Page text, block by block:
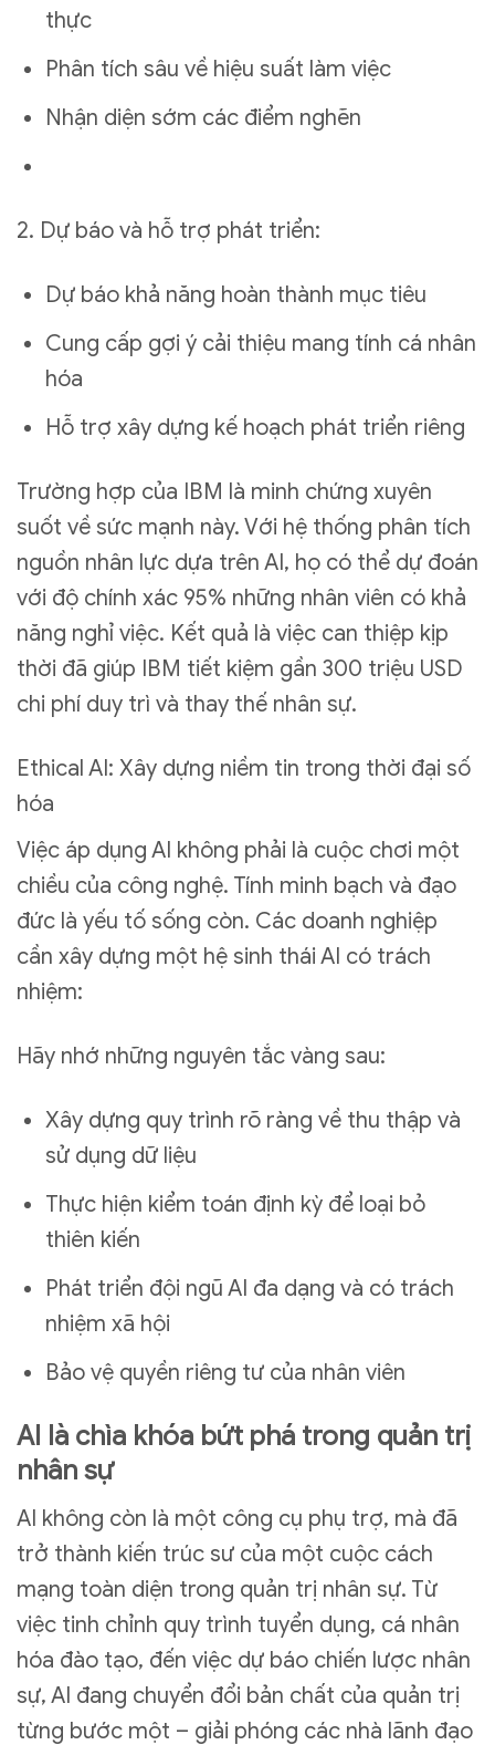
thực
Phân tích sâu về hiệu suất làm việc
Nhận diện sớm các điểm nghẽn
2. Dự báo và hỗ trợ phát triển:
Dự báo khả năng hoàn thành mục tiêu
Cung cấp gợi ý cải thiệu mang tính cá nhân
hóa
Hỗ trợ xây dựng kế hoạch phát triển riêng
Trường hợp của IBM là minh chứng xuyên
suốt về sức mạnh này. Với hệ thống phân tích
nguồn nhân lực dựa trên AI, họ có thể dự đoán
với độ chính xác 95% những nhân viên có khả
năng nghỉ việc. Kết quả là việc can thiệp kịp
thời đã giúp IBM tiết kiệm gần 300 triệu USD
chi phí duy trì và thay thế nhân sự.
Ethical AI: Xây dựng niềm tin trong thời đại số
hóa
Việc áp dụng AI không phải là cuộc chơi một
chiều của công nghệ. Tính minh bạch và đạo
đức là yếu tố sống còn. Các doanh nghiệp
cần xây dựng một hệ sinh thái AI có trách
nhiệm:
Hãy nhớ những nguyên tắc vàng sau:
Xây dựng quy trình rõ ràng về thu thập và
sử dụng dữ liệu
Thực hiện kiểm toán định kỳ để loại bỏ
thiên kiến
Phát triển đội ngũ AI đa dạng và có trách
nhiệm xã hội
Bảo vệ quyền riêng tư của nhân viên
AI là chìa khóa bứt phá trong quản trị
nhân sự
AI không còn là một công cụ phụ trợ, mà đã
trở thành kiến trúc sư của một cuộc cách
mạng toàn diện trong quản trị nhân sự. Từ
việc tinh chỉnh quy trình tuyển dụng, cá nhân
hóa đào tạo, đến việc dự báo chiến lược nhân
sự, AI đang chuyển đổi bản chất của quản trị
từng bước một – giải phóng các nhà lãnh đạo